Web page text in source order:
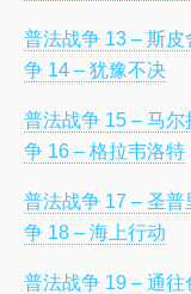
普法战争 13 – 斯皮
争 14 – 犹豫不决
普法战争 15 – 马尔
争 16 – 格拉韦洛特
普法战争 17 – 圣普
争 18 – 海上行动
普法战争 19 – 通往